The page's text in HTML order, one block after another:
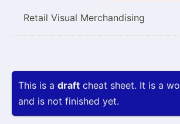
Retail Visual Merchandising
This is a draft cheat sheet. It is a
and is not finished yet.